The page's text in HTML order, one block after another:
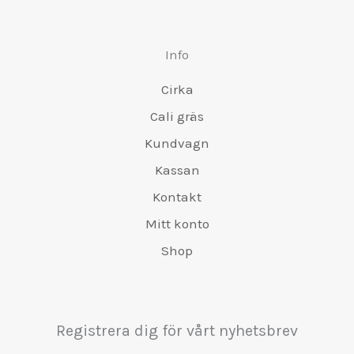
Info
Cirka
Cali gräs
Kundvagn
Kassan
Kontakt
Mitt konto
Shop
Registrera dig för vårt nyhetsbrev